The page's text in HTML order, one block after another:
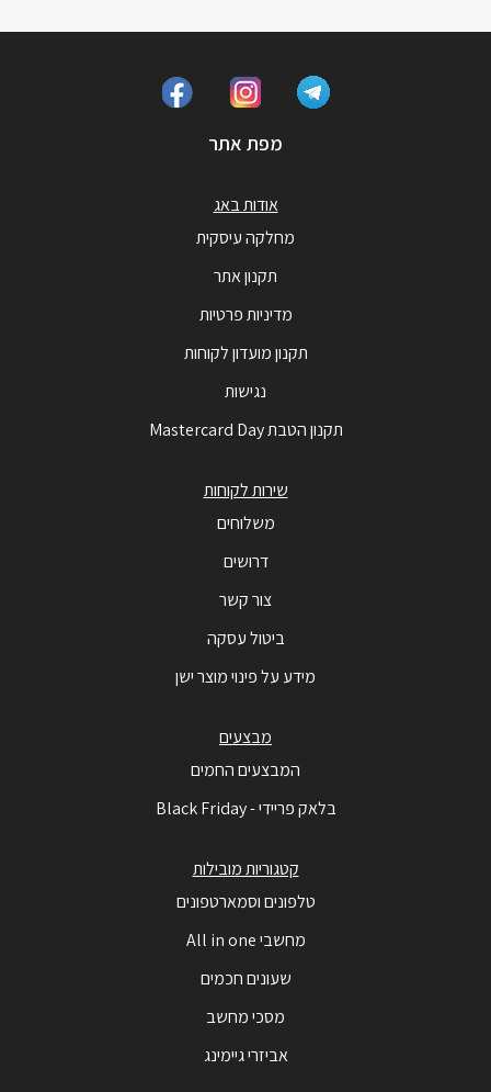
מפת אתר
אודות באג
מחלקה עיסקית
תקנון אתר
מדיניות פרטיות
תקנון מועדון לקוחות
נגישות
תקנון הטבת Mastercard Day
שירות לקוחות
משלוחים
דרושים
צור קשר
ביטול עסקה
מידע על פינוי מוצר ישן
מבצעים
המבצעים החמים
בלאק פריידי - Black Friday
קטגוריות מובילות
טלפונים וסמארטפונים
מחשבי All in one
שעונים חכמים
מסכי מחשב
אביזרי גיימינג